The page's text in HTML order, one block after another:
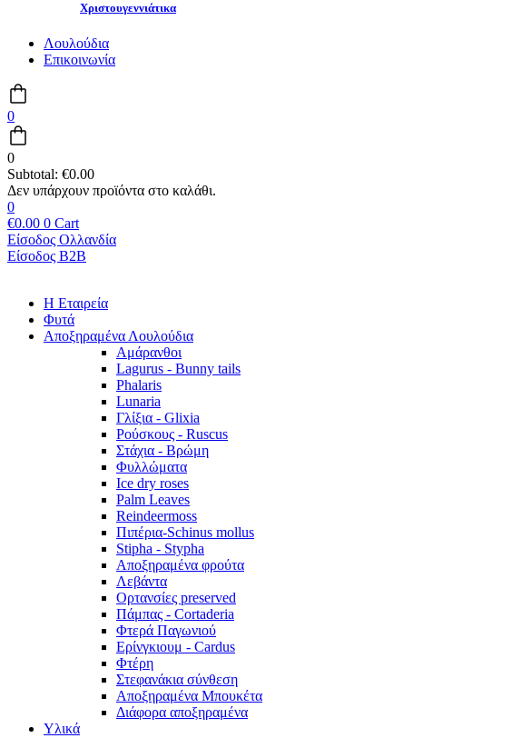
Χριστουγεννιάτικα
Λουλούδια
Επικοινωνία
0
0
Subtotal: €0.00
0
€0.00 0 Cart
Είσοδος Ολλανδία
Είσοδος B2B
Main
Menu
Η Εταιρεία
Φυτά
Αποξηραμένα Λουλούδια
Αμάρανθοι
Lagurus - Bunny tails
Phalaris
Lunaria
Γλίξια - Glixia
Ρούσκους - Ruscus
Στάχια - Βρώμη
Φυλλώματα
Ice dry roses
Palm Leaves
Reindeermoss
Πιπέρια-Schinus mollus
Stipha - Stypha
Αποξηραμένα φρούτα
Λεβάντα
Ορτανσίες preserved
Πάμπας - Cortaderia
Φτερά Παγωνιού
Ερίνγκιουμ - Cardus
Φτέρη
Στεφανάκια σύνθεση
Αποξηραμένα Μπουκέτα
Διάφορα αποξηραμένα
Υλικά